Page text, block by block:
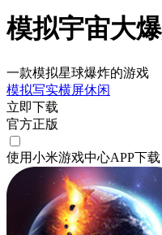
模拟宇宙大
一款模拟星球爆炸的游戏
模拟写实横屏休闲
立即下载
官方正版
使用小米游戏中心APP下载